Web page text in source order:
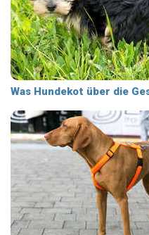
Was Hundekot über die